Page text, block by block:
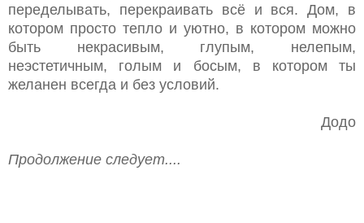
переделывать, перекраивать всё и вся. Дом, в
котором просто тепло и уютно, в котором можно
быть некрасивым, глупым, нелепым,
неэстетичным, голым и босым, в котором ты
желанен всегда и без условий.
Додо
Продолжение следует....